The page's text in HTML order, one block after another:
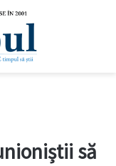
să